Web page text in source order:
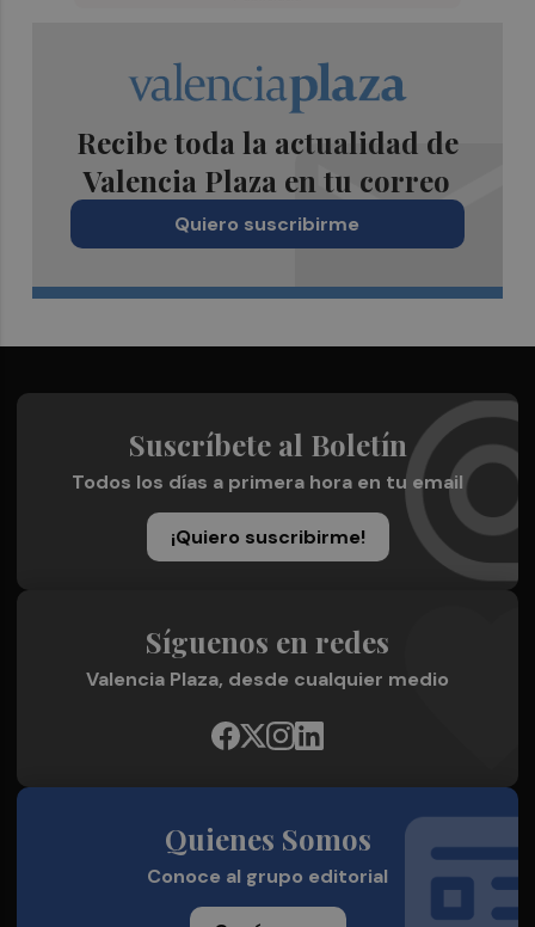
Recibe toda la actualidad de
Valencia Plaza en tu correo
Quiero suscribirme
Suscríbete al Boletín
Todos los días a primera hora en tu email
¡Quiero suscribirme!
Síguenos en redes
Valencia Plaza, desde cualquier medio
Quienes Somos
Conoce al grupo editorial